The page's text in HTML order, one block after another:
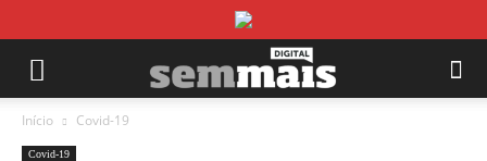
Início Covid-19
Covid-19